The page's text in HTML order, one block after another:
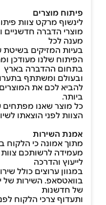
פיתוח מוצרים
לינשוף מרקט צוות
מוצרי הדברה
מענה לכל
בעיות המזיקים
הפיתוח שלנו מעודכן
בתחום ההדברה בארץ
ובעולם ומשתתף
להביא לכם את
ביותר.
כל מוצר שאנו מפתחים
הצוות לפני הוצאתו
אמנת השירות
מתוך אמונה כי הלקוח
מעמידה לרשותכם צוות
לייעוץ והדרכה
במגוון ערוצים כולל
בוואטסאפ. השירות של
של חדשנות
ותעדוף צרכי הלקוח